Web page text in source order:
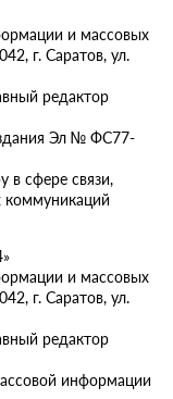
и массовых
г. Саратов, ул.
редактор
Эл № ФС77-
в сфере связи,
и массовых
г. Саратов, ул.
редактор
информации